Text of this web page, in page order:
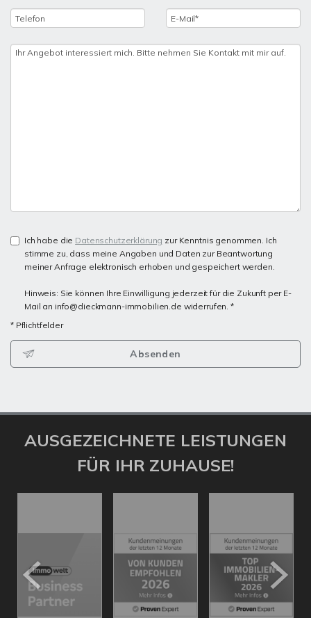
Ich habe die Datenschutzerklärung zur Kenntnis genommen. Ich
stimme zu, dass meine Angaben und Daten zur Beantwortung
meiner Anfrage elektronisch erhoben und gespeichert werden.
Hinweis: Sie können Ihre Einwilligung jederzeit für die Zukunft per E-
Mail an info@dieckmann-immobilien.de widerrufen. *
* Pflichtfelder
Absenden
AUSGEZEICHNETE LEISTUNGEN
FÜR IHR ZUHAUSE!